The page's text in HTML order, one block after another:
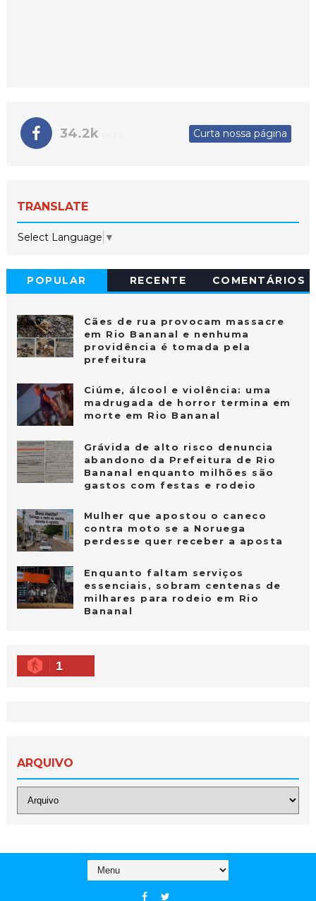
34.2k Curta nossa página
TRANSLATE
Select Language ▼
POPULAR RECENTE COMENTÁRIOS
Cães de rua provocam massacre
em Rio Bananal e nenhuma
providência é tomada pela
prefeitura
Ciúme, álcool e violência: uma
madrugada de horror termina em
morte em Rio Bananal
Grávida de alto risco denuncia
abandono da Prefeitura de Rio
Bananal enquanto milhões são
gastos com festas e rodeio
Mulher que apostou o caneco
contra moto se a Noruega
perdesse quer receber a aposta
Enquanto faltam serviços
essenciais, sobram centenas de
milhares para rodeio em Rio
Bananal
1
ARQUIVO